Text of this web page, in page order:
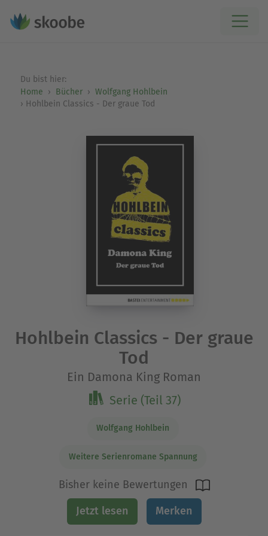
Du bist hier:
Home
Bücher
Wolfgang Hohlbein
Hohlbein Classics - Der graue Tod
Hohlbein Classics - Der graue
Tod
Ein Damona King Roman
Serie (Teil 37)
Wolfgang Hohlbein
Weitere Serienromane Spannung
Bisher keine Bewertungen
Jetzt lesen Merken